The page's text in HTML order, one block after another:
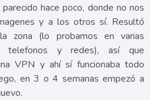
hace poco, donde no nos
y a los otros sí. Resultó
zona (lo probamos en varias
telefonos y redes), así que
VPN y ahí sí funcionaba todo
en 3 o 4 semanas empezó a